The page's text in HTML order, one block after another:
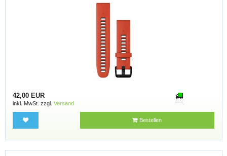
42,00 EUR
inkl. MwSt. zzgl. Versand
Bestellen